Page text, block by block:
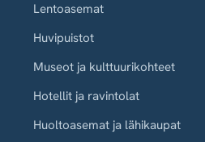
Lentoasemat
Huvipuistot
Museot ja kulttuurikohteet
Hotellit ja ravintolat
Huoltoasemat ja lähikaupat